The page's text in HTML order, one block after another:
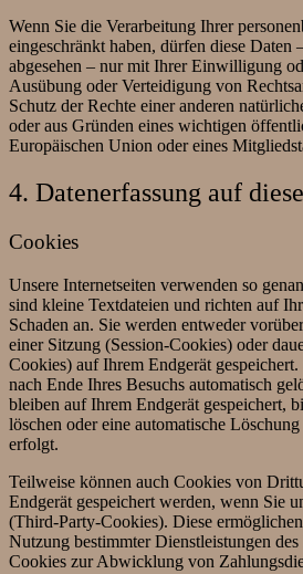
Wenn Sie die Verarbeitung Ihrer
eingeschränkt haben, dürfen diese Daten
abgesehen – nur mit Ihrer Einwilligung
Ausübung oder Verteidigung von
Schutz der Rechte einer anderen
oder aus Gründen eines wichtigen
Europäischen Union oder eines
4. Datenerfassung auf
Cookies
Unsere Internetseiten verwenden so
sind kleine Textdateien und richten auf
Schaden an. Sie werden entweder
einer Sitzung (Session-Cookies) oder
Cookies) auf Ihrem Endgerät
nach Ende Ihres Besuchs automatisch
bleiben auf Ihrem Endgerät gespeichert,
löschen oder eine automatische
erfolgt.
Teilweise können auch Cookies von
Endgerät gespeichert werden, wenn Sie
(Third-Party-Cookies). Diese
Nutzung bestimmter Dienstleistungen
Cookies zur Abwicklung von